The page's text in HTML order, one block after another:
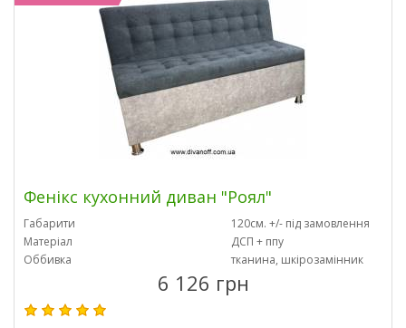
Фенікс кухонний диван "Роял"
Габарити
120см. +/- під замовлення
Матеріал
ДСП + ппу
Оббивка
тканина, шкірозамінник
6 126 грн